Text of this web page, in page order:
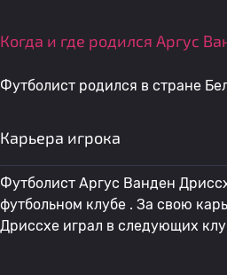
Когда и где родился Аргус
Футболист родился в стране
Карьера игрока
Футболист Аргус Ванден
футбольном клубе . За свою
Дриссхе играл в следующих